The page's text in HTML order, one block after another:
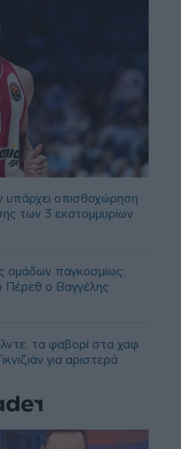
οπισθοχώρηση
των 3 εκατομμυρίων
ομάδων παγκοσμίως:
ο Βαγγέλης
τα φαβορί στα χαφ
για αριστερά